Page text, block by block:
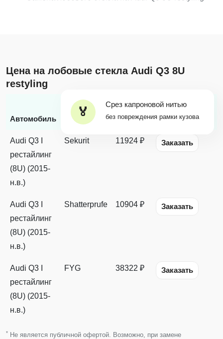
Срез капроновой нитью
без повреждения рамки кузова
Цена на лобовые стекла Audi Q3 8U
restyling
Автомобиль
Бренд
стекла
Цена с
заменой* Наличие
Audi Q3 I
рестайлинг
(8U) (2015-
н.в.)
Sekurit 11924 ₽ Заказать
Audi Q3 I
рестайлинг
(8U) (2015-
н.в.)
Shatterprufe 10904 ₽ Заказать
Audi Q3 I
рестайлинг
(8U) (2015-
н.в.)
FYG 38322 ₽ Заказать
* Не является публичной офертой. Возможно, при замене